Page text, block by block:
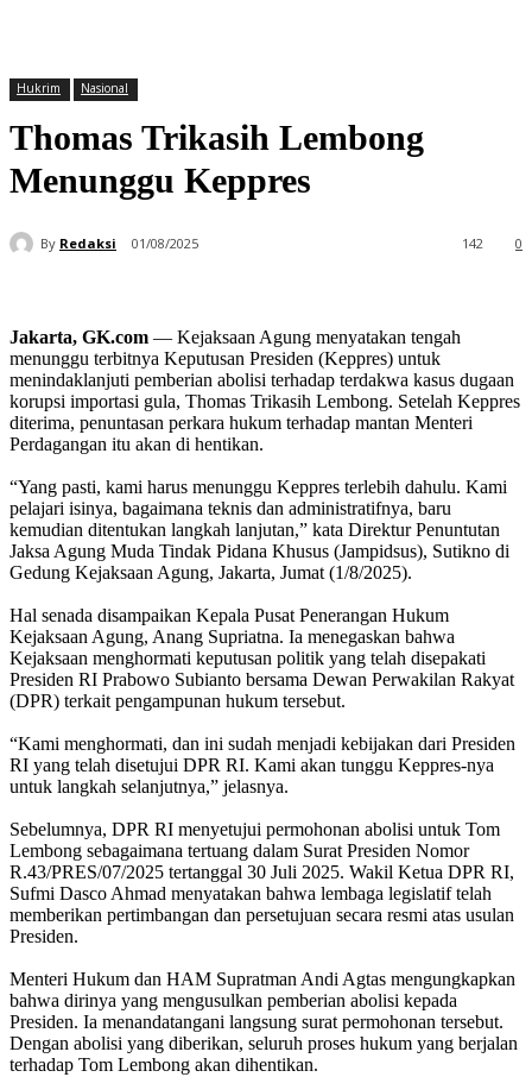
Hukrim Nasional
Thomas Trikasih Lembong
Menunggu Keppres
By Redaksi 01/08/2025 0
142
Jakarta, GK.com — Kejaksaan Agung menyatakan tengah
menunggu terbitnya Keputusan Presiden (Keppres) untuk
menindaklanjuti pemberian abolisi terhadap terdakwa kasus dugaan
korupsi importasi gula, Thomas Trikasih Lembong. Setelah Keppres
diterima, penuntasan perkara hukum terhadap mantan Menteri
Perdagangan itu akan di hentikan.
“Yang pasti, kami harus menunggu Keppres terlebih dahulu. Kami
pelajari isinya, bagaimana teknis dan administratifnya, baru
kemudian ditentukan langkah lanjutan,” kata Direktur Penuntutan
Jaksa Agung Muda Tindak Pidana Khusus (Jampidsus), Sutikno di
Gedung Kejaksaan Agung, Jakarta, Jumat (1/8/2025).
Hal senada disampaikan Kepala Pusat Penerangan Hukum
Kejaksaan Agung, Anang Supriatna. Ia menegaskan bahwa
Kejaksaan menghormati keputusan politik yang telah disepakati
Presiden RI Prabowo Subianto bersama Dewan Perwakilan Rakyat
(DPR) terkait pengampunan hukum tersebut.
“Kami menghormati, dan ini sudah menjadi kebijakan dari Presiden
RI yang telah disetujui DPR RI. Kami akan tunggu Keppres-nya
untuk langkah selanjutnya,” jelasnya.
Sebelumnya, DPR RI menyetujui permohonan abolisi untuk Tom
Lembong sebagaimana tertuang dalam Surat Presiden Nomor
R.43/PRES/07/2025 tertanggal 30 Juli 2025. Wakil Ketua DPR RI,
Sufmi Dasco Ahmad menyatakan bahwa lembaga legislatif telah
memberikan pertimbangan dan persetujuan secara resmi atas usulan
Presiden.
Menteri Hukum dan HAM Supratman Andi Agtas mengungkapkan
bahwa dirinya yang mengusulkan pemberian abolisi kepada
Presiden. Ia menandatangani langsung surat permohonan tersebut.
Dengan abolisi yang diberikan, seluruh proses hukum yang berjalan
terhadap Tom Lembong akan dihentikan.